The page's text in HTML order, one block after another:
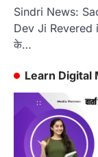
Sindri News:
Dev Ji Revered
के…
Learn Digital